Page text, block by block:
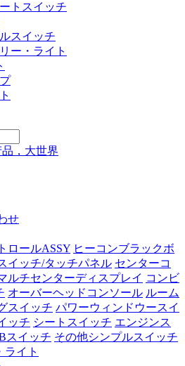
トスイッチ
スイッチ
ー・ライト
せ
ロールASSY ヒーコンブラックボ
イッチ/タッチパネル センターコ
ルチセンターディスプレイ コンビ
オーバーヘッドコンソール ルーム
スイッチ パワーウィンドウースイ
ッチ シートスイッチ エンジンス
スイッチ その他シンプルスイッチ
ライト